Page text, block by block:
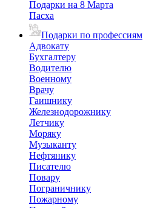
Подарки на 8 Марта
Пасха
Подарки по профессиям
Адвокату
Бухгалтеру
Водителю
Военному
Врачу
Гаишнику
Железнодорожнику
Летчику
Моряку
Музыканту
Нефтянику
Писателю
Повару
Пограничнику
Пожарному